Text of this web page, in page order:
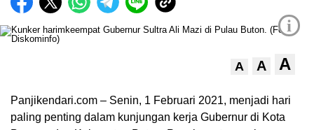
i
A A A
Panjikendari.com – Senin, 1 Februari 2021, menjadi hari
paling penting dalam kunjungan kerja Gubernur di Kota